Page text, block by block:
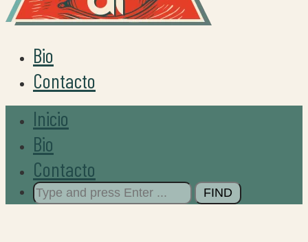
Bio
Contacto
Inicio
Bio
Contacto
Search
for: